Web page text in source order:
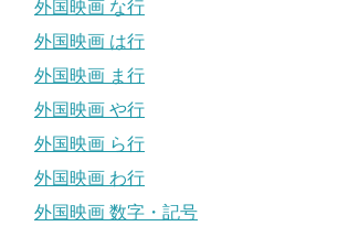
外国映画 な行
外国映画 は行
外国映画 ま行
外国映画 や行
外国映画 ら行
外国映画 わ行
外国映画 数字・記号